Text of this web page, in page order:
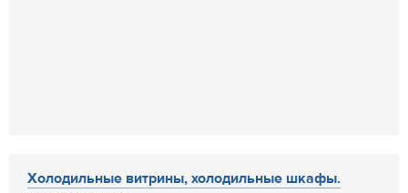
Холодильные витрины, холодильные шкафы.